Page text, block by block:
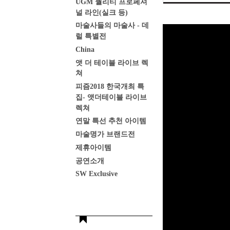
UGM 퀄리티 프로페셔
널 라인(실크 등)
마술사들의 마술사 - 데
럴 특별전
China
앳 더 테이블 라이브 렉
쳐
피즘2018 한국개최 특
집- 앳더테이블 라이브
렉쳐
연말 특선 추천 아이템
마술명가 브랜드전
제휴아이템
공연소개
SW Exclusive